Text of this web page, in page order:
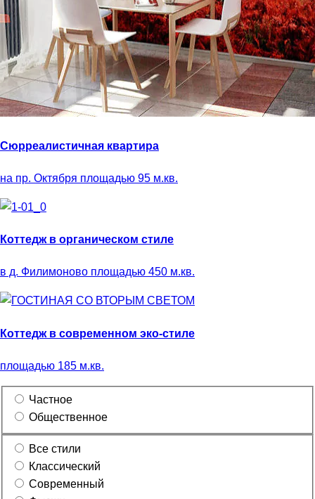
Сюрреалистичная квартира
на пр. Октября площадью 95 м.кв.
Коттедж в органическом стиле
в д. Филимоново площадью 450 м.кв.
Коттедж в современном эко-стиле
площадью 185 м.кв.
Частное
Общественное
Все стили
Классический
Современный